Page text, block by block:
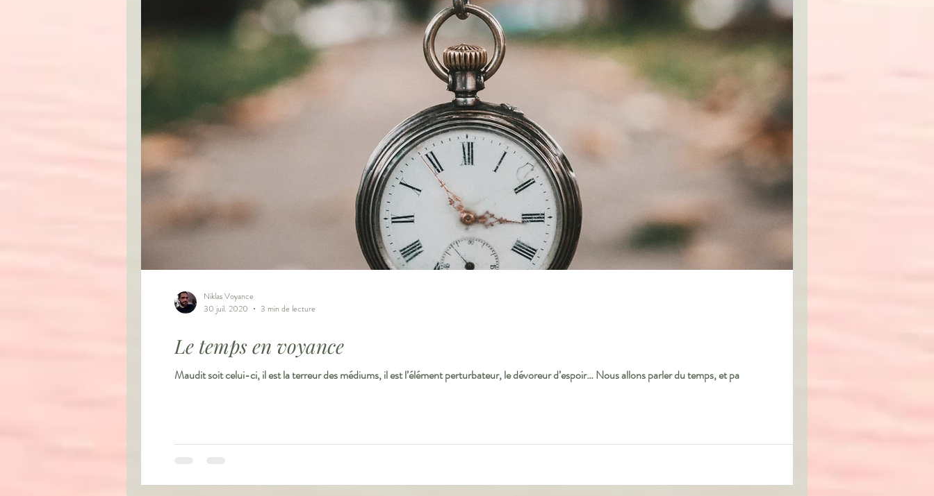
Le temps en voyance
Maudit soit celui-ci, il est la terreur des médiums, il est l’élément perturbateur, le dévoreur d’espoir… Nous allons parler du temps, et pa
Niklas Voyance
30 juil. 2020
3 min de lecture